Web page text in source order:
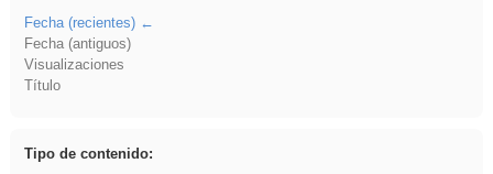
Fecha (recientes)
Fecha (antiguos)
Visualizaciones
Título
Tipo de contenido: